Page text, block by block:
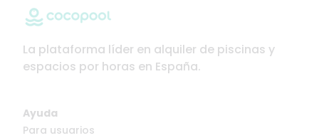
La plataforma líder en alquiler de piscinas y
espacios por horas en España.
Ayuda
Para usuarios